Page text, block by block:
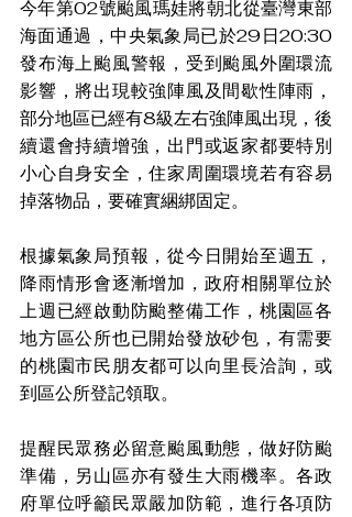
今年第02號颱風瑪娃將朝北從臺灣東部
海面通過，中央氣象局已於29日20:30
發布海上颱風警報，受到颱風外圍環流
影響，將出現較強陣風及間歇性陣雨，
部分地區已經有8級左右強陣風出現，後
續還會持續增強，出門或返家都要特別
小心自身安全，住家周圍環境若有容易
掉落物品，要確實綑綁固定。
根據氣象局預報，從今日開始至週五，
降雨情形會逐漸增加，政府相關單位於
上週已經啟動防颱整備工作，桃園區各
地方區公所也已開始發放砂包，有需要
的桃園市民朋友都可以向里長洽詢，或
到區公所登記領取。
提醒民眾務必留意颱風動態，做好防颱
準備，另山區亦有發生大雨機率。各政
府單位呼籲民眾嚴加防範，進行各項防